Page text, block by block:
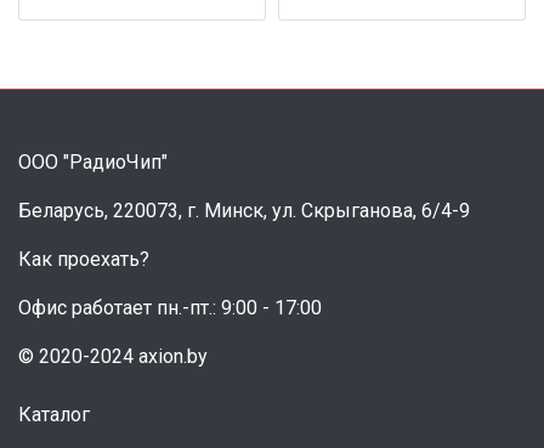
ООО "РадиоЧип"
Беларусь, 220073, г. Минск, ул. Скрыганова, 6/4-9
Как проехать?
Офис работает пн.-пт.: 9:00 - 17:00
© 2020-2024 axion.by
Каталог